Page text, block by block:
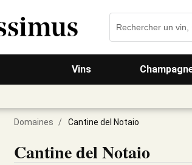
Vins
Domaines / Cantine del Notaio
Cantine del Notaio